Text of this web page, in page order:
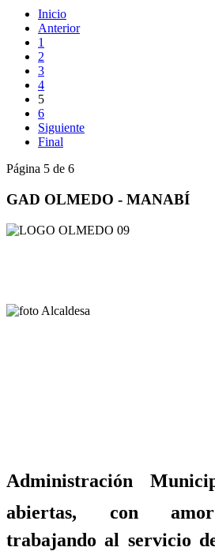
Inicio
Anterior
1
2
3
4
5
6
Siguiente
Final
Página 5 de 6
GAD OLMEDO - MANABÍ
Administración
abiertas, con amor
trabajando al servicio